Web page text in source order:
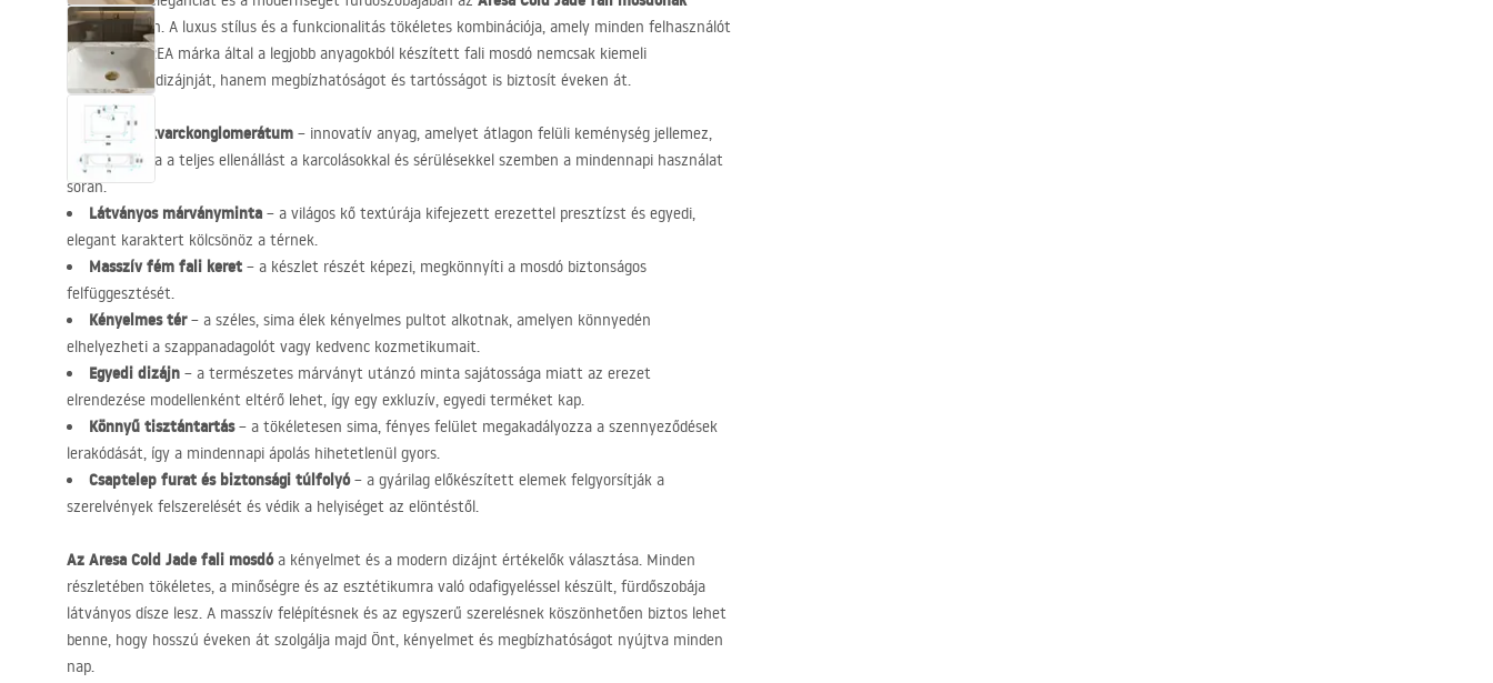
köszönhetően. A luxus stílus és a funkcionalitás tökéletes kombinációja, amely minden felhasználót
lenyűgöz. AREA márka által a legjobb anyagokból készített fali mosdó nemcsak kiemeli
fürdőszobája dizájnját, hanem megbízhatóságot és tartósságot is biztosít éveken át.
Exkluzív kvarckonglomerátum – innovatív anyag, amelyet átlagon felüli keménység jellemez,
ami garantálja a teljes ellenállást a karcolásokkal és sérülésekkel szemben a mindennapi használat
során.
Látványos márványminta – a világos kő textúrája kifejezett erezettel presztízst és egyedi,
elegant karaktert kölcsönöz a térnek.
Masszív fém fali keret – a készlet részét képezi, megkönnyíti a mosdó biztonságos
felfüggesztését.
Kényelmes tér– a széles, sima élek kényelmes pultot alkotnak, amelyen könnyedén
elhelyezheti a szappanadagolót vagy kedvenc kozmetikumait.
Egyedi dizájn – a természetes márványt utánzó minta sajátossága miatt az erezet
elrendezése modellenként eltérő lehet, így egy exkluzív, egyedi terméket kap.
Könnyű tisztántartás– a tökéletesen sima, fényes felület megakadályozza a szennyeződések
lerakódását, így a mindennapi ápolás hihetetlenül gyors.
Csaptelep furat és biztonsági túlfolyó– a gyárilag előkészített elemek felgyorsítják a
szerelvények felszerelését és védik a helyiséget az elöntéstől.
Az Aresa Cold Jade fali mosdóa kényelmet és a modern dizájnt értékelők választása. Minden
részletében tökéletes, a minőségre és az esztétikumra való odafigyeléssel készült, fürdőszobája
látványos dísze lesz. A masszív felépítésnek és az egyszerű szerelésnek köszönhetően biztos lehet
benne, hogy hosszú éveken át szolgálja majd Önt, kényelmet és megbízhatóságot nyújtva minden
nap.